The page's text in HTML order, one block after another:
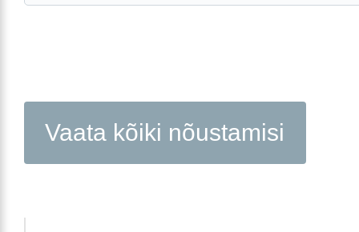
Vaata kõiki nõustamisi